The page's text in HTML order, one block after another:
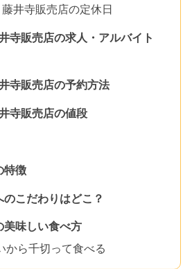
井寺販売店の定休日
寺販売店の求人・アルバイト
寺販売店の予約方法
寺販売店の値段
特徴
こだわりはどこ？
美味しい食べ方
から千切って食べる